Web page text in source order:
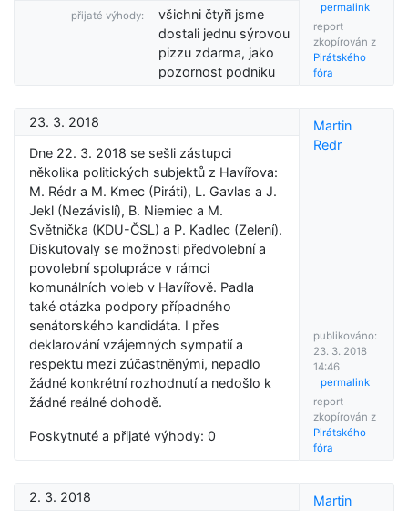
přijaté výhody:
všichni čtyři jsme
dostali jednu sýrovou
pizzu zdarma, jako
pozornost podniku
permalink
report
zkopírován z
Pirátského
fóra
23. 3. 2018
Dne 22. 3. 2018 se sešli zástupci
několika politických subjektů z Havířova:
M. Rédr a M. Kmec (Piráti), L. Gavlas a J.
Jekl (Nezávislí), B. Niemiec a M.
Světnička (KDU-ČSL) a P. Kadlec (Zelení).
Diskutovaly se možnosti předvolební a
povolební spolupráce v rámci
komunálních voleb v Havířově. Padla
také otázka podpory případného
senátorského kandidáta. I přes
deklarování vzájemných sympatií a
respektu mezi zúčastněnými, nepadlo
žádné konkrétní rozhodnutí a nedošlo k
žádné reálné dohodě.
Poskytnuté a přijaté výhody: 0
Martin
Redr
publikováno:
23. 3. 2018
14:46
permalink
report
zkopírován z
Pirátského
fóra
2. 3. 2018
Martin